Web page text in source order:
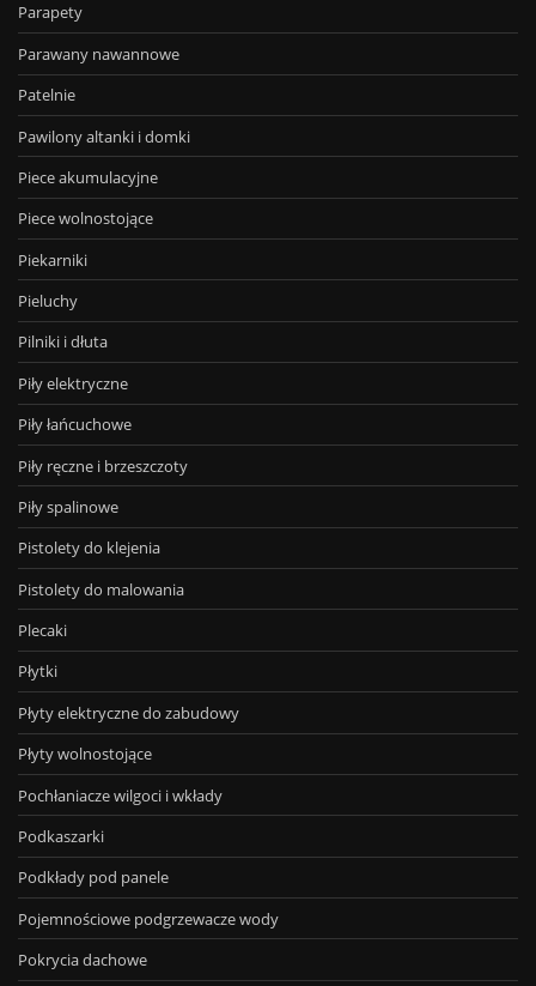
Parapety
Parawany nawannowe
Patelnie
Pawilony altanki i domki
Piece akumulacyjne
Piece wolnostojące
Piekarniki
Pieluchy
Pilniki i dłuta
Piły elektryczne
Piły łańcuchowe
Piły ręczne i brzeszczoty
Piły spalinowe
Pistolety do klejenia
Pistolety do malowania
Plecaki
Płytki
Płyty elektryczne do zabudowy
Płyty wolnostojące
Pochłaniacze wilgoci i wkłady
Podkaszarki
Podkłady pod panele
Pojemnościowe podgrzewacze wody
Pokrycia dachowe